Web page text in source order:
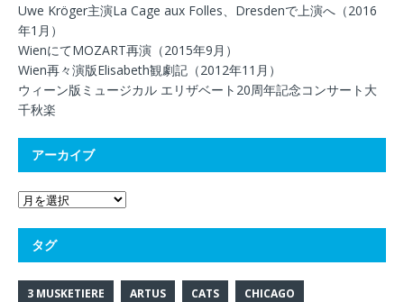
Uwe Kröger主演La Cage aux Folles、Dresdenで上演へ（2016
年1月）
WienにてMOZART再演（2015年9月）
Wien再々演版Elisabeth観劇記（2012年11月）
ウィーン版ミュージカル エリザベート20周年記念コンサート大
千秋楽
アーカイブ
タグ
3 MUSKETIERE ARTUS CATS CHICAGO